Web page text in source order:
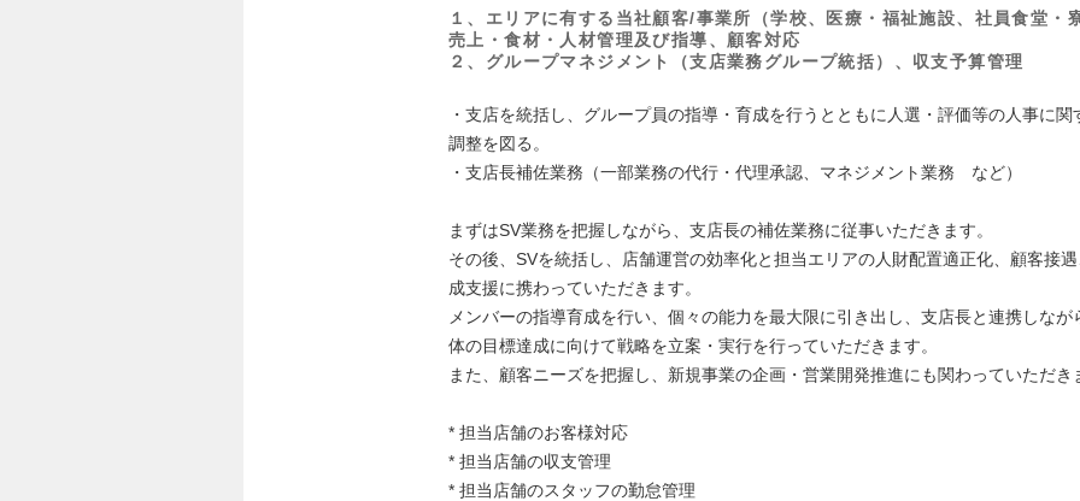
１、エリアに有する当社顧客/事業所（学校、医療・福祉施設、社員食堂・
売上・食材・人材管理及び指導、顧客対応
２、グループマネジメント（支店業務グループ統括）、収支予算管理
・支店を統括し、グループ員の指導・育成を行うとともに人選・評価等の人事に関
調整を図る。
・支店長補佐業務（一部業務の代行・代理承認、マネジメント業務 など）
まずはSV業務を把握しながら、支店長の補佐業務に従事いただきます。
その後、SVを統括し、店舗運営の効率化と担当エリアの人財配置適正化、顧客接
成支援に携わっていただきます。
メンバーの指導育成を行い、個々の能力を最大限に引き出し、支店長と連携しなが
体の目標達成に向けて戦略を立案・実行を行っていただきます。
また、顧客ニーズを把握し、新規事業の企画・営業開発推進にも関わっていただき
* 担当店舗のお客様対応
* 担当店舗の収支管理
* 担当店舗のスタッフの勤怠管理